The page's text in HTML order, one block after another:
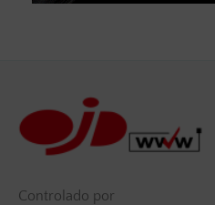
Controlado por